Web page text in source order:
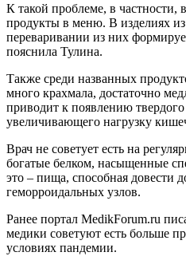
К такой проблеме, в частности,
продукты в меню. В изделиях
переваривании из них
пояснила Тулина.
Также среди названных
много крахмала, достаточно
приводит к появлению твердого
увеличивающего нагрузку
Врач не советует есть на
богатые белком, насыщенные
это – пища, способная довести
геморроидальных узлов.
Ранее портал MedikForum.ru
медики советуют есть больше
условиях пандемии.